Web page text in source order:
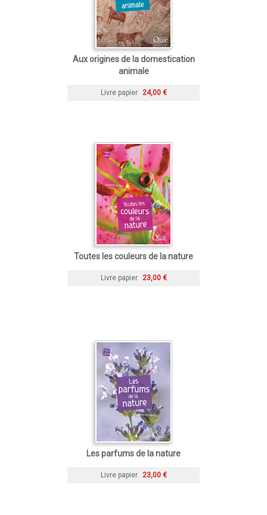
Aux origines de la domestication
animale
Livre papier 24,00 €
Toutes les couleurs de la nature
Livre papier 23,00 €
Les parfums de la nature
Livre papier 23,00 €